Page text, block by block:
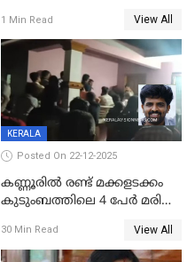
1 Min Read View All
KERALA
Posted On 22-12-2025
കണ്ണൂരിൽ രണ്ട് മക്കളടക്കം
കുടുംബത്തിലെ 4 പേർ മരിച്ച
30 Min Read View All